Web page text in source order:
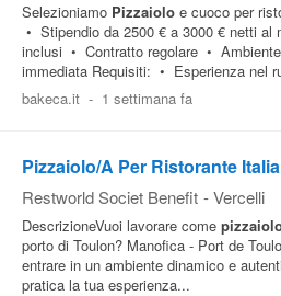
Selezioniamo Pizzaiolo e cuoco per
• Stipendio da 2500 € a 3000 € netti
inclusi • Contratto regolare •
immediata Requisiti: • Esperienza nel
bakeca.it - 1 settimana fa
Pizzaiolo/A Per Ristorante
Restworld Societ Benefit - Vercelli
DescrizioneVuoi lavorare come
porto di Toulon? Manofica - Port de
entrare in un ambiente dinamico e
pratica la tua esperienza...